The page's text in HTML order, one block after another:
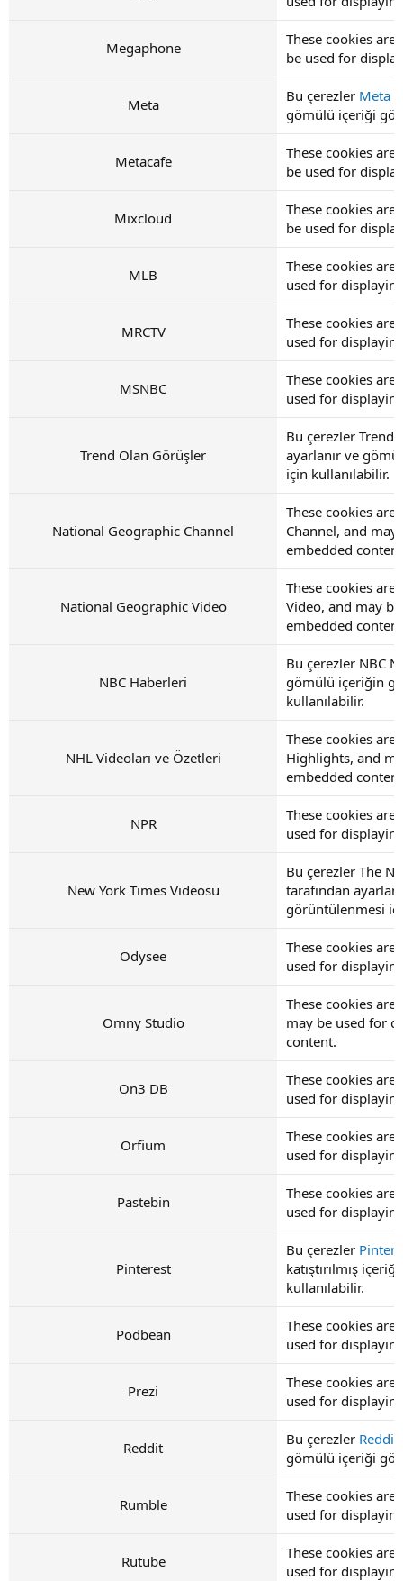
Megaphone
These cookies
be used for
Meta Bu çerezler Meta
gömülü içeriği
Metacafe
These cookies
be used for
Mixcloud
These cookies
be used for
MLB
These cookies
used for
MRCTV
These cookies are
used for
MSNBC
These cookies are
used for
Trend Olan Görüşler
Bu çerezler
ayarlanır ve
için kullanılabilir.
National Geographic Channel
These cookies
Channel, and
embedded
National Geographic Video
These cookies
Video, and may
embedded
NBC Haberleri
Bu çerezler NBC
gömülü içeriğin
kullanılabilir.
NHL Videoları ve Özetleri
These cookies are
Highlights, and
embedded
NPR
These cookies are
used for
New York Times Videosu
Bu çerezler The
tarafından
görüntülenmesi
Odysee
These cookies are
used for
Omny Studio
These cookies
may be used for
content.
On3 DB
These cookies
used for
Orfium
These cookies
used for
Pastebin
These cookies are
used for
Pinterest
Bu çerezler
katıştırılmış
kullanılabilir.
Podbean
These cookies are
used for
Prezi
These cookies are
used for
Reddit Bu çerezler Reddit
gömülü içeriği
Rumble
These cookies
used for
Rutube
These cookies are
used for